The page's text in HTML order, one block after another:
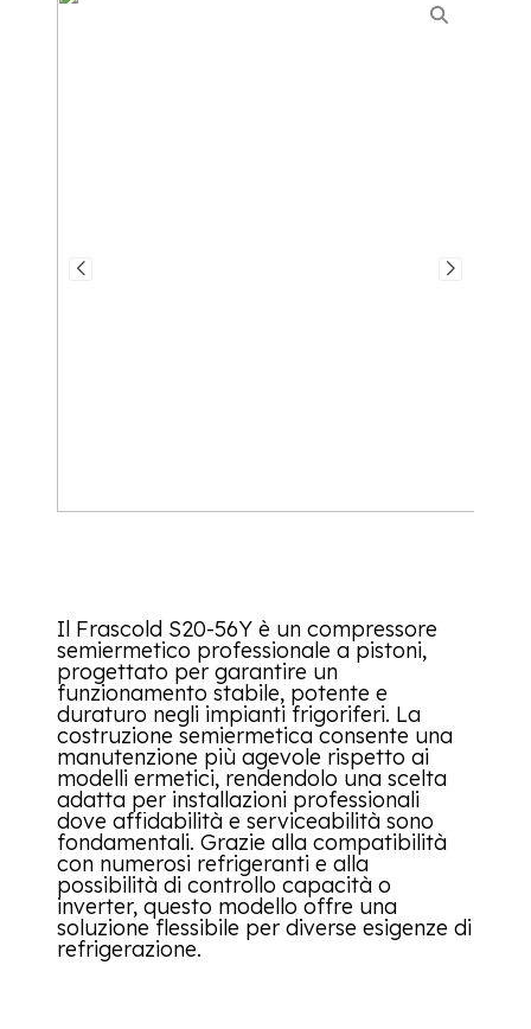
Il Frascold S20-56Y è un compressore
semiermetico professionale a pistoni,
progettato per garantire un
funzionamento stabile, potente e
duraturo negli impianti frigoriferi. La
costruzione semiermetica consente una
manutenzione più agevole rispetto ai
modelli ermetici, rendendolo una scelta
adatta per installazioni professionali
dove affidabilità e serviceabilità sono
fondamentali. Grazie alla compatibilità
con numerosi refrigeranti e alla
possibilità di controllo capacità o
inverter, questo modello offre una
soluzione flessibile per diverse esigenze di
refrigerazione.